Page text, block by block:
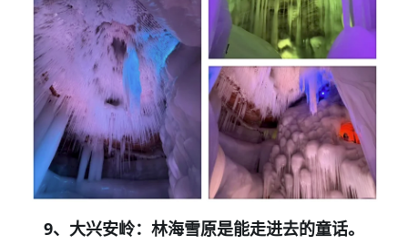
9、大兴安岭：林海雪原是能走进去的童话。